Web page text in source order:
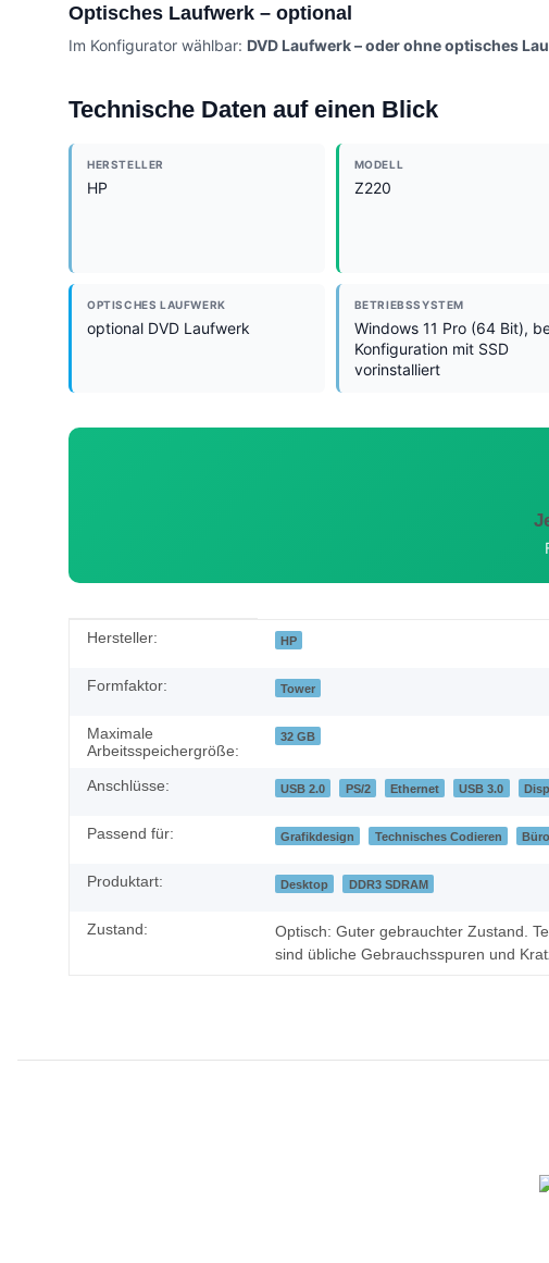
Optisches Laufwerk – optional
Im Konfigurator wählbar: DVD Laufwerk – oder ohne optisches
Technische Daten auf einen Blick
HERSTELLER
HP
MODELL
Z220
OPTISCHES LAUFWERK
optional DVD Laufwerk
BETRIEBSSYSTEM
Windows 11 Pro (64 Bit),
Konfiguration mit SSD
vorinstalliert
Produkteigenschaft
Wert
Hersteller: HP
Formfaktor: Tower
Maximale
Arbeitsspeichergröße:
32 GB
Anschlüsse: USB 2.0 PS/2 Ethernet USB 3.0
Passend für: Grafikdesign Technisches Codieren Büro
Produktart: Desktop DDR3 SDRAM
Zustand:
Optisch: Guter gebrauchter Zustand.
sind übliche Gebrauchsspuren und